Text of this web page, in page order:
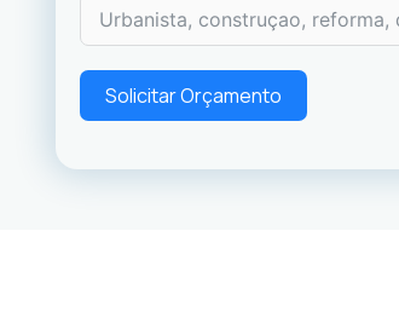
Solicitar Orçamento